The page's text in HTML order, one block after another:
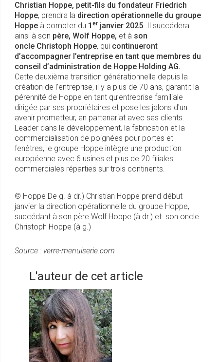
Christian Hoppe, petit-fils du fondateur Friedrich
Hoppe, prendra la direction opérationnelle du groupe
Hoppe à compter du 1 er janvier 2025. Il succédera
ainsi à son père, Wolf Hoppe, et à son
oncle Christoph Hoppe, qui continueront
d’accompagner l’entreprise en tant que membres du
conseil d’administration de Hoppe Holding AG.
Cette deuxième transition générationnelle depuis la
création de l’entreprise, il y a plus de 70 ans, garantit la
pérennité de Hoppe en tant qu’entreprise familiale
dirigée par ses propriétaires et pose les jalons d'un
avenir prometteur, en partenariat avec ses clients.
Leader dans le développement, la fabrication et la
commercialisation de poignées pour portes et
fenêtres, le groupe Hoppe intègre une production
européenne avec 6 usines et plus de 20 filiales
commerciales réparties sur trois continents.
© Hoppe De g. à dr.) Christian Hoppe prend début
janvier la direction opérationnelle du groupe Hoppe,
succédant à son père Wolf Hoppe (à dr.) et son oncle
Christoph Hoppe (à g.)
Source : verre-menuiserie.com
L'auteur de cet article